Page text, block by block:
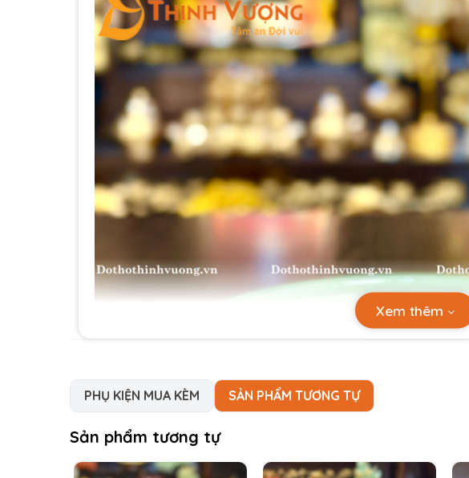
Xem thêm
PHỤ KIỆN MUA KÈM SẢN PHẨM TƯƠNG TỰ
Sản phẩm tương tự